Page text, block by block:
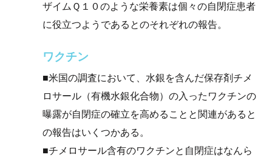
ザイムＱ１０のような栄養素は個々の自閉症患者
に役立つようであるとのそれぞれの報告。
ワクチン
■米国の調査において、水銀を含んだ保存剤チメ
ロサール（有機水銀化合物）の入ったワクチンの
曝露が自閉症の確立を高めることと関連があると
の報告はいくつかある。
■チメロサール含有のワクチンと自閉症はなんら